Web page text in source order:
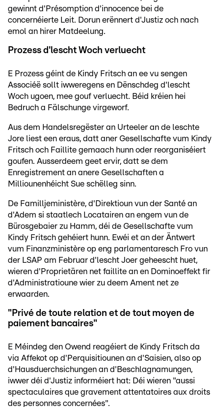
gewinnt d'Présomption d'innocence bei de
concernéierte Leit. Dorun erënnert d'Justiz och nach
emol an hirer Matdeelung.
Prozess d'lescht Woch verluecht
E Prozess géint de Kindy Fritsch an ee vu sengen
Associéë sollt iwweregens en Dënschdeg d'lescht
Woch ugoen, mee gouf verluecht. Béid kréien hei
Bedruch a Fälschunge virgeworf.
Aus dem Handelsregëster an Urteeler an de leschte
Jore liest een eraus, datt aner Gesellschafte vum Kindy
Fritsch och Faillite gemaach hunn oder reorganiséiert
goufen. Ausserdeem geet ervir, datt se dem
Enregistrement an anere Gesellschaften a
Milliounenhéicht Sue schëlleg sinn.
De Familljeministère, d'Direktioun vun der Santé an
d'Adem si staatlech Locatairen an engem vun de
Bürosgebaier zu Hamm, déi de Gesellschafte vum
Kindy Fritsch gehéiert hunn. Ewéi et an der Äntwert
vum Finanzministère op eng parlamentaresch Fro vun
der LSAP am Februar d'lescht Joer geheescht huet,
wieren d'Proprietären net faillite an en Dominoeffekt fir
d'Administratioune wier zu deem Ament net ze
erwaarden.
"Privé de toute relation et de tout moyen de
paiement bancaires"
E Méindeg den Owend reagéiert de Kindy Fritsch da
via Affekot op d'Perquisitiounen an d'Saisien, also op
d'Hausduerchsichungen an d'Beschlagnamungen,
iwwer déi d'Justiz informéiert hat: Déi wieren "aussi
spectaculaires que gravement attentatoires aux droits
des personnes concernées".